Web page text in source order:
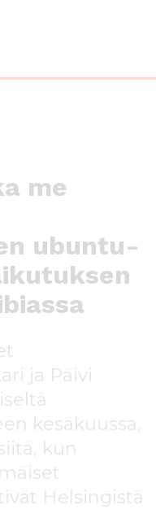
me
ubuntu-
ja Päivi
kesäkuussa,
kun
Helsingistä